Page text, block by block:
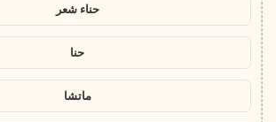
حناء شعر
حنا
ماتشا